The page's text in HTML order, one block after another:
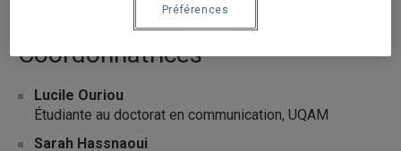
Coordonnatrices
Lucile Ouriou
Étudiante au doctorat en communication, UQAM
Sarah Hassnaoui
Préférences